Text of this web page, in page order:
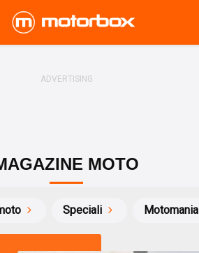
MOTO
Speciali Motomania